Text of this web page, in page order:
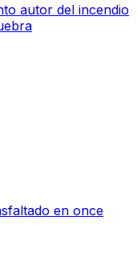
autor del incendio
en once